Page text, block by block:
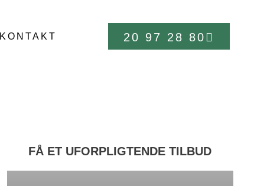
KONTAKT 20 97 28 80
FÅ ET UFORPLIGTENDE TILBUD